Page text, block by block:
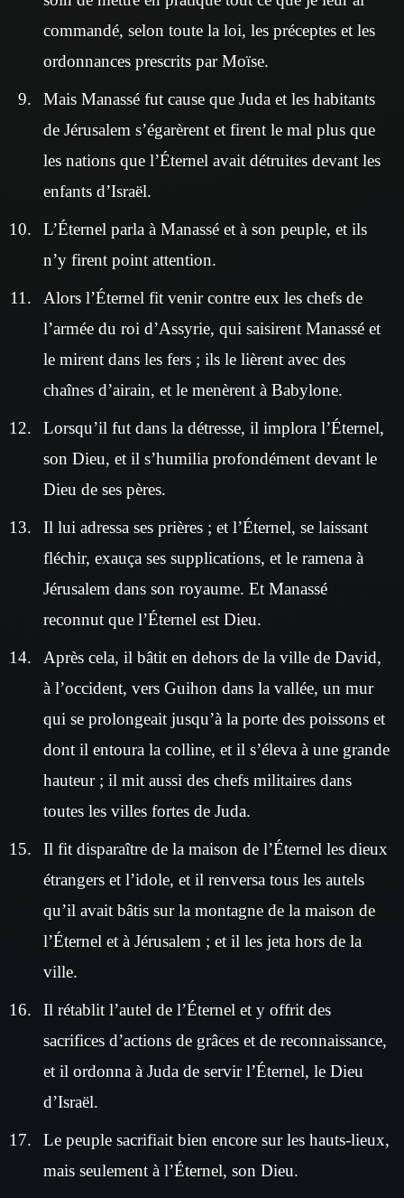
commandé, selon toute la loi, les préceptes et les
ordonnances prescrits par Moïse.
Mais Manassé fut cause que Juda et les habitants
de Jérusalem s’égarèrent et firent le mal plus que
les nations que l’Éternel avait détruites devant les
enfants d’Israël.
L’Éternel parla à Manassé et à son peuple, et ils
n’y firent point attention.
Alors l’Éternel fit venir contre eux les chefs de
l’armée du roi d’Assyrie, qui saisirent Manassé et
le mirent dans les fers ; ils le lièrent avec des
chaînes d’airain, et le menèrent à Babylone.
Lorsqu’il fut dans la détresse, il implora l’Éternel,
son Dieu, et il s’humilia profondément devant le
Dieu de ses pères.
Il lui adressa ses prières ; et l’Éternel, se laissant
fléchir, exauça ses supplications, et le ramena à
Jérusalem dans son royaume. Et Manassé
reconnut que l’Éternel est Dieu.
Après cela, il bâtit en dehors de la ville de David,
à l’occident, vers Guihon dans la vallée, un mur
qui se prolongeait jusqu’à la porte des poissons et
dont il entoura la colline, et il s’éleva à une grande
hauteur ; il mit aussi des chefs militaires dans
toutes les villes fortes de Juda.
Il fit disparaître de la maison de l’Éternel les dieux
étrangers et l’idole, et il renversa tous les autels
qu’il avait bâtis sur la montagne de la maison de
l’Éternel et à Jérusalem ; et il les jeta hors de la
ville.
Il rétablit l’autel de l’Éternel et y offrit des
sacrifices d’actions de grâces et de reconnaissance,
et il ordonna à Juda de servir l’Éternel, le Dieu
d’Israël.
Le peuple sacrifiait bien encore sur les hauts-lieux,
mais seulement à l’Éternel, son Dieu.